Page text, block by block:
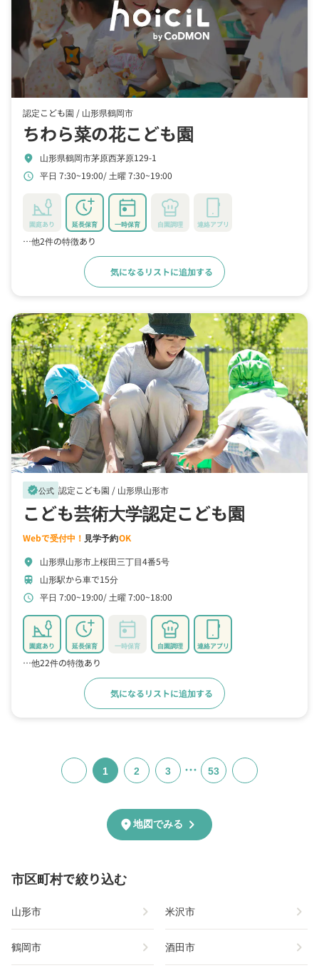
認定こども園 / 山形県鶴岡市
ちわら菜の花こども園
location_on 山形県鶴岡市茅原西茅原129-1
schedule 平日 7:30~19:00 土曜 7:30~19:00
園庭あり 延長保育 一時保育 自園調理 連絡アプリ
…他2件の特徴あり
気になるリストに追加する
verified公式 認定こども園 / 山形県山形市
こども芸術大学認定こども園
Webで受付中！ 見学予約OK
location_on 山形県山形市上桜田三丁目4番5号
train 山形駅から車で15分
schedule 平日 7:00~19:00 土曜 7:00~18:00
園庭あり 延長保育 一時保育 自園調理 連絡アプリ
…他22件の特徴あり
気になるリストに追加する
1 2 3 … 53
location_on地図でみる chevron_right
市区町村で絞り込む
山形市 chevron_right 米沢市 chevron_right
鶴岡市 chevron_right 酒田市 chevron_right